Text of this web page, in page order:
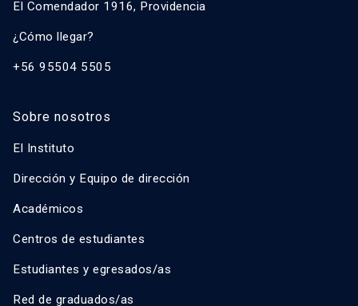
El Comendador 1916, Providencia
¿Cómo llegar?
+56 95504 5505
Sobre nosotros
El Instituto
Dirección y Equipo de dirección
Académicos
Centros de estudiantes
Estudiantes y egresados/as
Red de graduados/as